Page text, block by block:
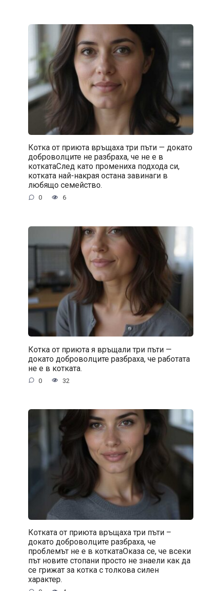
Котка от приюта връщаха три пъти — докато
доброволците не разбраха, че не е в
коткатаСлед като промениха подхода си,
котката най-накрая остана завинаги в
любящо семейство.
0 6
Котка от приюта я връщали три пъти —
докато доброволците разбраха, че работата
не е в котката.
0 32
Котката от приюта връщаха три пъти –
докато доброволците разбраха, че
проблемът не е в коткатаОказа се, че всеки
път новите стопани просто не знаели как да
се грижат за котка с толкова силен
характер.